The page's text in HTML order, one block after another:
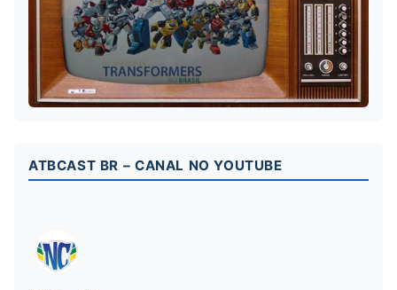
ATBCAST BR – CANAL NO YOUTUBE